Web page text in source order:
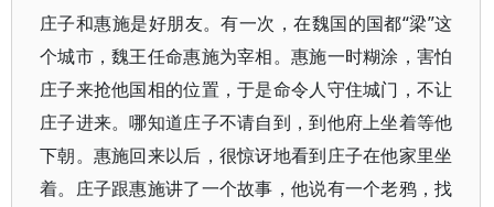
庄子和惠施是好朋友。有一次，在魏国的国都“梁”这
个城市，魏王任命惠施为宰相。惠施一时糊涂，害怕
庄子来抢他国相的位置，于是命令人守住城门，不让
庄子进来。哪知道庄子不请自到，到他府上坐着等他
下朝。惠施回来以后，很惊讶地看到庄子在他家里坐
着。庄子跟惠施讲了一个故事，他说有一个老鸦，找